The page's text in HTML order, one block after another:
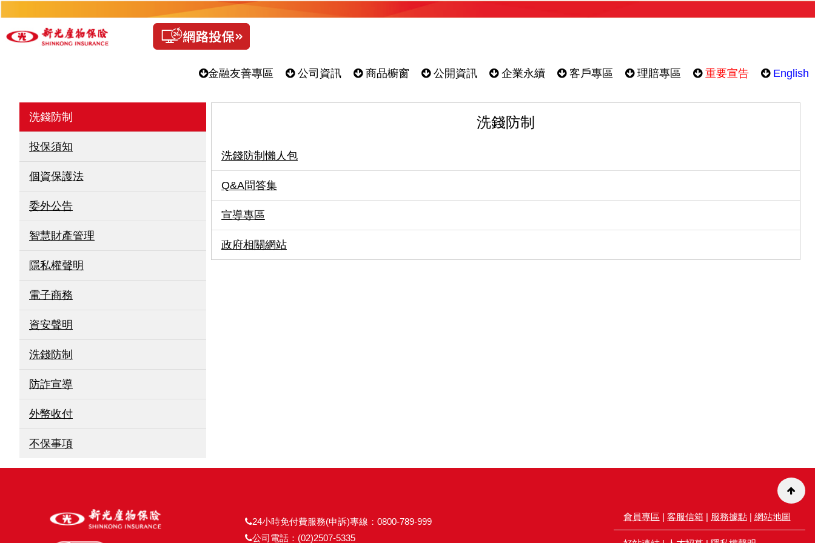
金融友善專區 公司資訊 商品櫥窗 公開資訊 企業永續 客戶專區 理賠專區 重要宣告 English
洗錢防制
投保須知
個資保護法
委外公告
智慧財產管理
隱私權聲明
電子商務
資安聲明
洗錢防制
防詐宣導
外幣收付
不保事項
洗錢防制
洗錢防制懶人包
Q&A問答集
宣導專區
政府相關網站
24小時免付費服務(申訴)專線：0800-789-999
公司電話：(02)2507-5335
會員專區 | 客服信箱 | 服務據點| 網站地圖